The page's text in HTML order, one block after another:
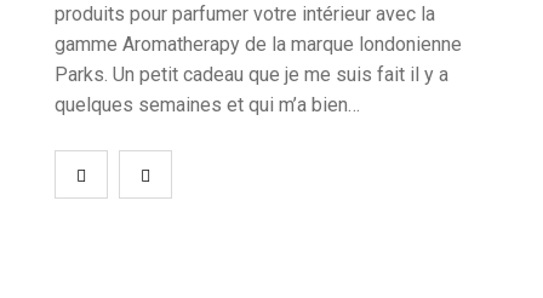
produits pour parfumer votre intérieur avec la
gamme Aromatherapy de la marque londonienne
Parks. Un petit cadeau que je me suis fait il y a
quelques semaines et qui m’a bien…